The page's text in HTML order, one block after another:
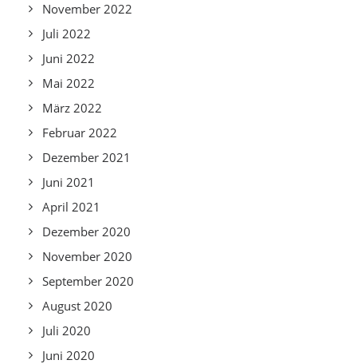
November 2022
Juli 2022
Juni 2022
Mai 2022
März 2022
Februar 2022
Dezember 2021
Juni 2021
April 2021
Dezember 2020
November 2020
September 2020
August 2020
Juli 2020
Juni 2020